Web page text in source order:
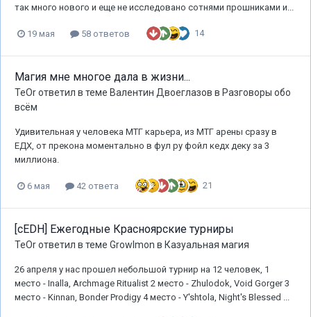
так много нового и еще не исследовано сотнями прошниками и...
19 мая 58 ответов 14
Магия мне многое дала в жизни...
TeOrответил в теме Валентин Двоеглазов в Разговоры обо
всём
Удивительная у человека МТГ карьера, из МТГ арены сразу в
ЕДХ, от прекона моментально в фул ру фойл кедх деку за 3
миллиона.
6 мая 42 ответа 21
[cEDH] Ежегодные Красноярские турниры
TeOrответил в теме Growlmon в Казуальная магия
26 апреля у нас прошел небольшой турнир на 12 человек, 1
место - Inalla, Archmage Ritualist 2 место - Zhulodok, Void Gorger 3
место - Kinnan, Bonder Prodigy 4 место - Y'shtola, Night's Blessed ...